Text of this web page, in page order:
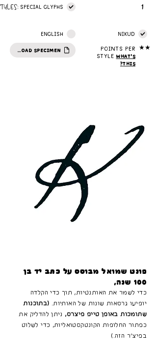
SPECIAL GLYPHS 1
NIKUD
ENGLISH
DOWNLOAD SPECIMEN
Points per
style What's
this?
★★
פונט שמואל מבוסס על כתב יד בן
100 שנה,
כדי לשמר את האותנטיות, תוך כדי הקלדה
יופיעו גרסאות שונות של האותיות. (בתוכנות
שתומכות באופן טייפ פיצרס, ניתן להדליק את
כפתור החלופות הקונטקסטואליות, כדי לשלוט
בפיצ׳ר הזה.)